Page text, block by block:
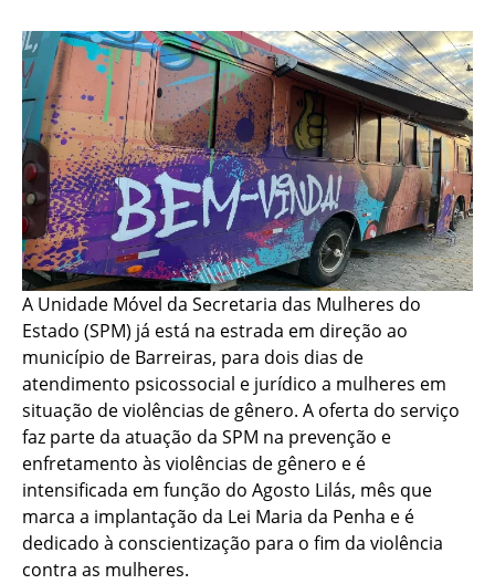
A Unidade Móvel da Secretaria das Mulheres do
Estado (SPM) já está na estrada em direção ao
município de Barreiras, para dois dias de
atendimento psicossocial e jurídico a mulheres em
situação de violências de gênero. A oferta do serviço
faz parte da atuação da SPM na prevenção e
enfretamento às violências de gênero e é
intensificada em função do Agosto Lilás, mês que
marca a implantação da Lei Maria da Penha e é
dedicado à conscientização para o fim da violência
contra as mulheres.